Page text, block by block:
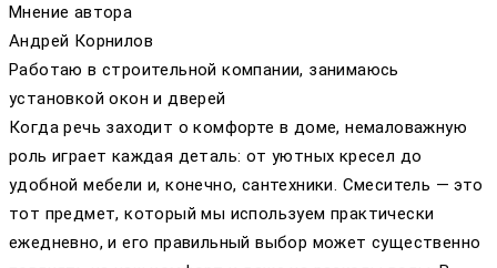
Мнение автора
Андрей Корнилов
Работаю в строительной компании, занимаюсь
установкой окон и дверей
Когда речь заходит о комфорте в доме, немаловажную
роль играет каждая деталь: от уютных кресел до
удобной мебели и, конечно, сантехники. Смеситель — это
тот предмет, который мы используем практически
ежедневно, и его правильный выбор может существенно